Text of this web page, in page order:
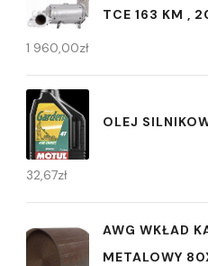
TCE 163 KM ,
1 960,00zł
OLEJ
32,67zł
AWG WKŁAD
METALOWY